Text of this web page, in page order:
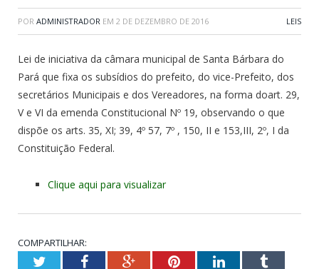
POR ADMINISTRADOR EM 2 DE DEZEMBRO DE 2016 LEIS
Lei de iniciativa da câmara municipal de Santa Bárbara do
Pará que fixa os subsídios do prefeito, do vice-Prefeito, dos
secretários Municipais e dos Vereadores, na forma doart. 29,
V e VI da emenda Constitucional Nº 19, observando o que
dispõe os arts. 35, XI; 39, 4º 57, 7º , 150, II e 153,III, 2º, I da
Constituição Federal.
Clique aqui para visualizar
COMPARTILHAR:
TwitterFacebookGoogle+PinterestLinkedInTumblr